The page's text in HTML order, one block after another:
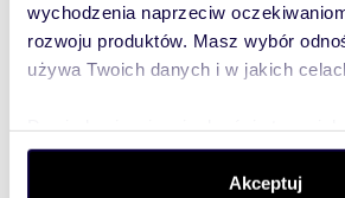
wychodzenia naprzeciw
rozwoju produktów. Masz wybór
używa Twoich danych i w jakich
dane są przetwarzane oraz ustaw
. W Deklaracji
Akceptuj
teren znajduje się w
Zbiornika Wód
„Pradoliny Kaszubskiej i
odbywać się zgodnie z